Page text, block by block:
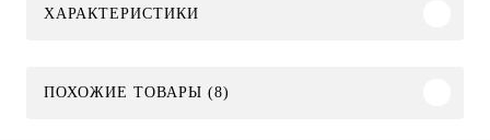
ХАРАКТЕРИСТИКИ
ПОХОЖИЕ ТОВАРЫ (8)